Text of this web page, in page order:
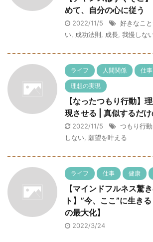
めて、自分の心に従う
2022/11/5 好きなこ
い 成功法則 成長 我慢しな
ライフ 人間関係 仕事
理想の実現
【なったつもり行動】
現させる | 真似するだ
2022/11/5 つもり行動
しない 願望を叶える
ライフ 仕事 健康
【マインドフルネス驚
ト】”今、ここ”に生き
の最大化】
2022/3/24